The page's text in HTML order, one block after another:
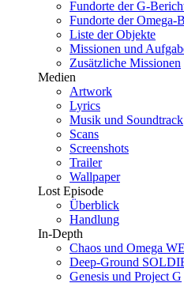
Fundorte der G-
Fundorte der Omega-
Liste der Objekte
Missionen und
Zusätzliche Missionen
Medien
Artwork
Lyrics
Musik und Soundtrack
Scans
Screenshots
Trailer
Wallpaper
Lost Episode
Überblick
Handlung
In-Depth
Chaos und Omega
Deep-Ground
Genesis und Project G